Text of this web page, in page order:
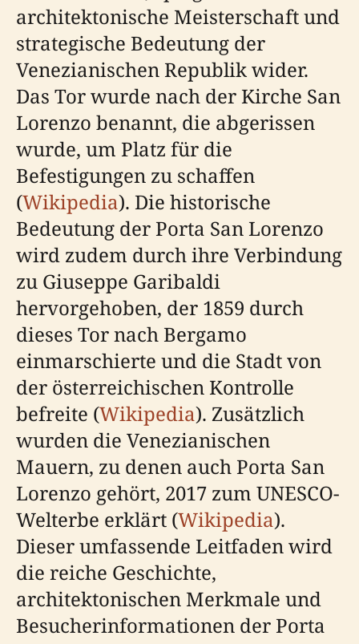
architektonische Meisterschaft und
strategische Bedeutung der
Venezianischen Republik wider.
Das Tor wurde nach der Kirche San
Lorenzo benannt, die abgerissen
wurde, um Platz für die
Befestigungen zu schaffen
(Wikipedia). Die historische
Bedeutung der Porta San Lorenzo
wird zudem durch ihre Verbindung
zu Giuseppe Garibaldi
hervorgehoben, der 1859 durch
dieses Tor nach Bergamo
einmarschierte und die Stadt von
der österreichischen Kontrolle
befreite (Wikipedia). Zusätzlich
wurden die Venezianischen
Mauern, zu denen auch Porta San
Lorenzo gehört, 2017 zum UNESCO-
Welterbe erklärt (Wikipedia).
Dieser umfassende Leitfaden wird
die reiche Geschichte,
architektonischen Merkmale und
Besucherinformationen der Porta